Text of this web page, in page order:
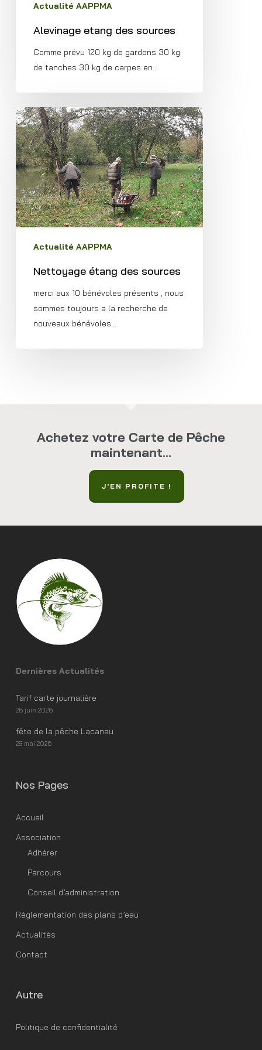
Actualité AAPPMA
Alevinage etang des sources
Comme prévu 120 kg de gardons 30 kg
de tanches 30 kg de carpes en…
Nettoyage
étang
des
sources
Actualité AAPPMA
Nettoyage étang des sources
merci aux 10 bénévoles présents , nous
sommes toujours a la recherche de
nouveaux bénévoles…
Achetez votre Carte de Pêche
maintenant...
J'EN PROFITE !
Dernières Actualités
Tarif carte journalière
26 juin 2026
fête de la pêche Lacanau
28 mai 2026
Nos Pages
Accueil
Association
Adhérer
Parcours
Conseil d’administration
Réglementation des plans d’eau
Actualités
Contact
Autre
Politique de confidentialité